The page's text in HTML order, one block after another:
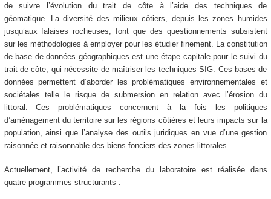
de suivre l’évolution du trait de côte à l’aide des techniques de
géomatique. La diversité des milieux côtiers, depuis les zones humides
jusqu’aux falaises rocheuses, font que des questionnements subsistent
sur les méthodologies à employer pour les étudier finement. La constitution
de base de données géographiques est une étape capitale pour le suivi du
trait de côte, qui nécessite de maîtriser les techniques SIG. Ces bases de
données permettent d’aborder les problématiques environnementales et
sociétales telle le risque de submersion en relation avec l’érosion du
littoral. Ces problématiques concernent à la fois les politiques
d’aménagement du territoire sur les régions côtières et leurs impacts sur la
population, ainsi que l’analyse des outils juridiques en vue d’une gestion
raisonnée et raisonnable des biens fonciers des zones littorales.
Actuellement, l’activité de recherche du laboratoire est réalisée dans
quatre programmes structurants :